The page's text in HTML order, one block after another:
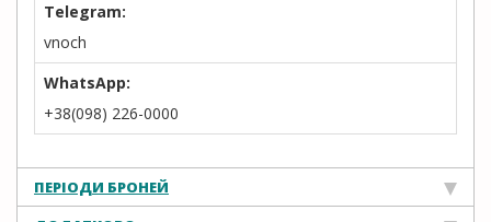
Telegram:
vnoch
WhatsApp:
+38(098) 226-0000
ПЕРІОДИ БРОНЕЙ